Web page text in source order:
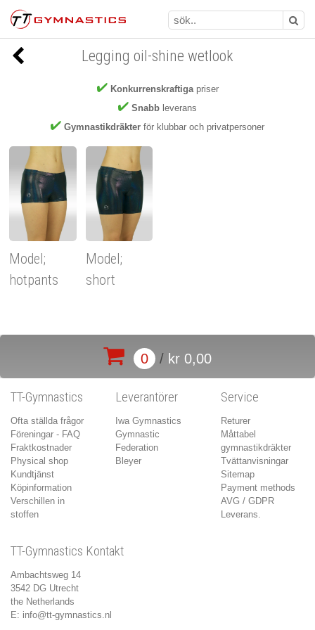
Konkurrenskraftigapriser
Snabb leverans
Gymnastikdräkter för klubbar och privatpersoner
Legging oil-shine wetlook
Model;
hotpants
Model;
short
0 / kr 0,00
TT-Gymnastics
Ofta ställda frågor
Föreningar - FAQ
Fraktkostnader
Physical shop
Kundtjänst
Köpinformation
Verschillen in
stoffen
Leverantörer
Iwa Gymnastics
Gymnastic
Federation
Bleyer
Service
Returer
Måttabel
gymnastikdräkter
Tvättanvisningar
Sitemap
Payment methods
AVG / GDPR
Leverans.
TT-Gymnastics Kontakt
Ambachtsweg 14
3542 DG Utrecht
the Netherlands
E: info@tt-gymnastics.nl